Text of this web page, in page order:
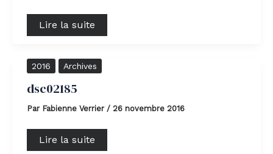
Lire la suite
2016 Archives
dsc02185
Par Fabienne Verrier / 26 novembre 2016
dsc02185
Lire la suite